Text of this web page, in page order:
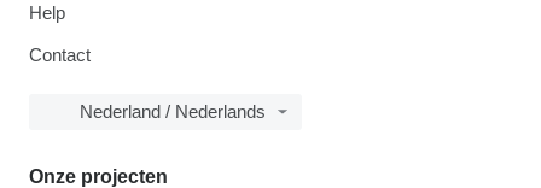
Help
Contact
Nederland / Nederlands
Onze projecten